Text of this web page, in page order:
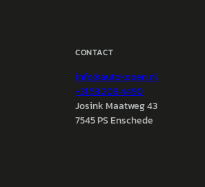
CONTACT
info@autokopen.nl
+31 53 208 4490
Josink Maatweg 43
7545 PS Enschede